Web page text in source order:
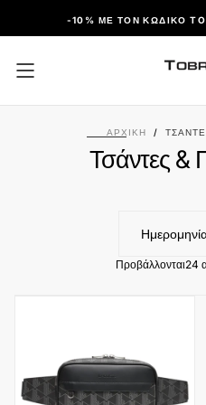
ΠΑΡΆΛΕΙΨΗ-10% ΜΕ ΤΟΝ ΚΩΔΙΚΌ
ΑΡΧΙΚΉ /
Τσάντες &
Προβάλλονται24